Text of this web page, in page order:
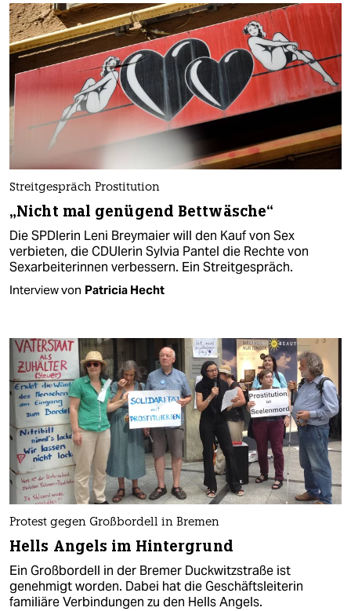
Streitgespräch Prostitution
„Nicht mal genügend Bettwäsche“
Die SPDlerin Leni Breymaier will den Kauf von Sex
verbieten, die CDUlerin Sylvia Pantel die Rechte von
Sexarbeiterinnen verbessern. Ein Streitgespräch.
Interview von Patricia Hecht
Protest gegen Großbordell in Bremen
Hells Angels im Hintergrund
Ein Großbordell in der Bremer Duckwitzstraße ist
genehmigt worden. Dabei hat die Geschäftsleiterin
familiäre Verbindungen zu den Hells Angels.